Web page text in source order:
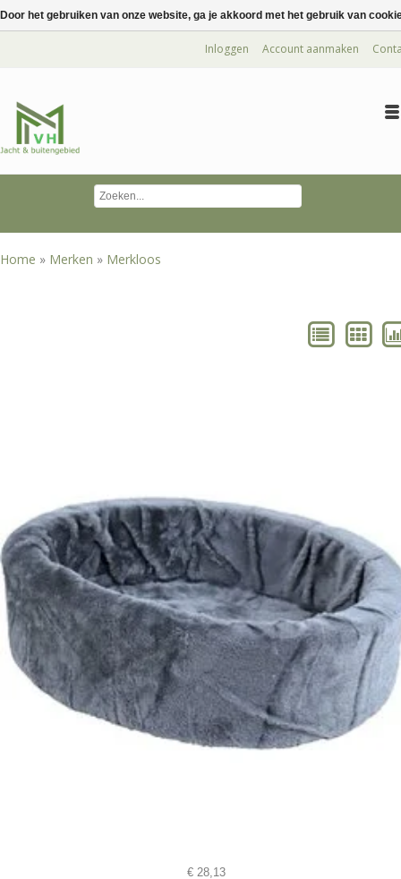
Inloggen Account aanmaken
Home » Merken » Merkloos
€28,13
Door het gebruiken van onze website, ga je akkoord met het gebruik van